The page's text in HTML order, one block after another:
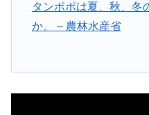
タンポポは夏、秋、冬
か。 – 農林水産省